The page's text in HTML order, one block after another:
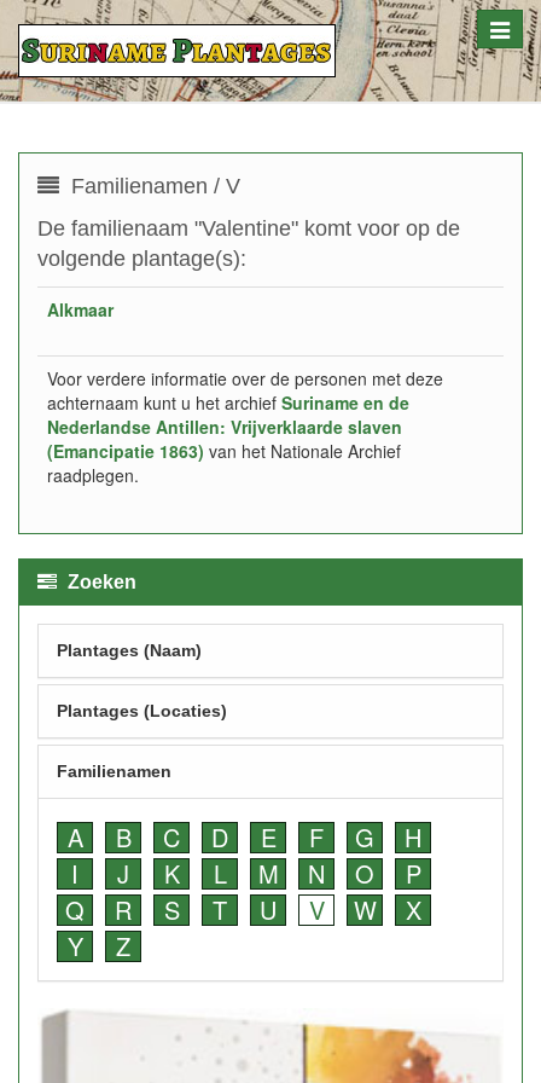
Toggle
Familienamen / V
De familienaam "Valentine" komt voor op de
volgende plantage(s):
Alkmaar
Voor verdere informatie over de personen met deze
achternaam kunt u het archief Suriname en de
Nederlandse Antillen: Vrijverklaarde slaven
(Emancipatie 1863) van het Nationale Archief
raadplegen.
Zoeken
Plantages (Naam)
Plantages (Locaties)
Familienamen
A B C D E F G
H
I
J K L M N O
P
Q
R S T U V W
X
Y
Z